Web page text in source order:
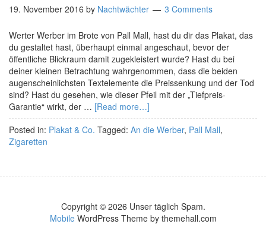
19. November 2016 by Nachtwächter 3 Comments
Werter Werber im Brote von Pall Mall, hast du dir das Plakat, das
du gestaltet hast, überhaupt einmal angeschaut, bevor der
öffentliche Blickraum damit zugekleistert wurde? Hast du bei
deiner kleinen Betrachtung wahrgenommen, dass die beiden
augenscheinlichsten Textelemente die Preissenkung und der Tod
sind? Hast du gesehen, wie dieser Pfeil mit der „Tiefpreis-
Garantie“ wirkt, der … [Read more…]
Posted in: Plakat & Co. Tagged: An die Werber, Pall Mall,
Zigaretten
Copyright © 2026 Unser täglich Spam.
MobileWordPress Theme by themehall.com